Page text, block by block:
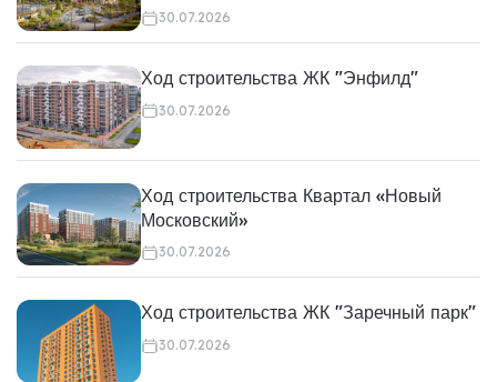
30.07.2026
Ход строительства ЖК "Энфилд"
30.07.2026
Ход строительства Квартал «Новый
Московский»
30.07.2026
Ход строительства ЖК "Заречный парк"
30.07.2026